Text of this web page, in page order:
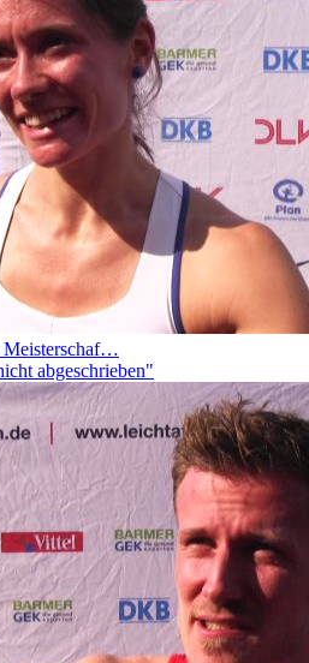
Meisterschaf…
abgeschrieben"